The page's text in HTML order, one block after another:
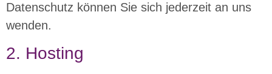
Datenschutz können Sie sich jederzeit an uns
wenden.
2. Hosting